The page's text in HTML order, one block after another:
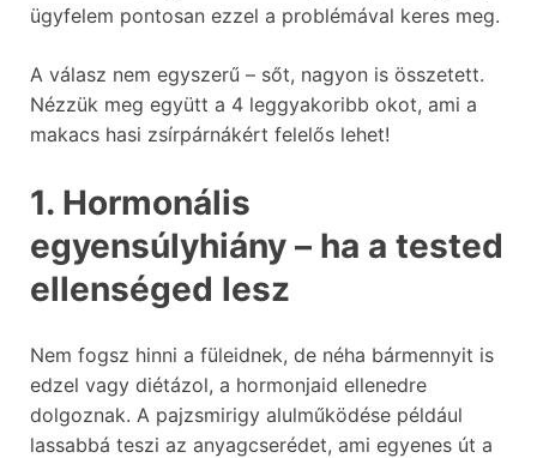
ügyfelem pontosan ezzel a problémával keres meg.
A válasz nem egyszerű – sőt, nagyon is összetett.
Nézzük meg együtt a 4 leggyakoribb okot, ami a
makacs hasi zsírpárnákért felelős lehet!
1. Hormonális
egyensúlyhiány – ha a tested
ellenséged lesz
Nem fogsz hinni a füleidnek, de néha bármennyit is
edzel vagy diétázol, a hormonjaid ellenedre
dolgoznak. A pajzsmirigy alulműködése például
lassabbá teszi az anyagcserédet, ami egyenes út a